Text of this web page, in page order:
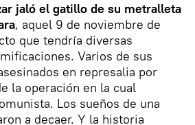
jaló el gatillo de su metralleta
, aquel 9 de noviembre de
que tendría diversas
Varios de sus
en represalia por
la operación en la cual
Los sueños de una
a decaer. Y la historia